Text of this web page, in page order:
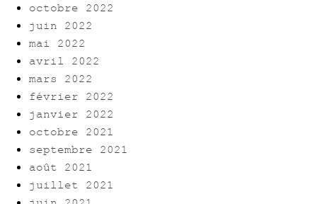
octobre 2022
juin 2022
mai 2022
avril 2022
mars 2022
février 2022
janvier 2022
octobre 2021
septembre 2021
août 2021
juillet 2021